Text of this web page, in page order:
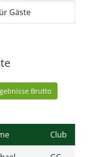
Gäste
Brutto
Club